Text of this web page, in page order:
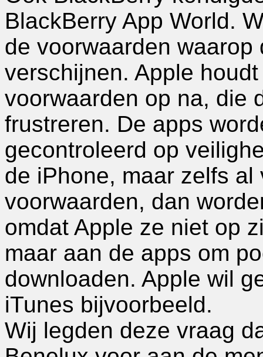
BlackBerry App World.
de voorwaarden
verschijnen. Apple
voorwaarden op na, die
frustreren. De apps
gecontroleerd op
de iPhone, maar zelfs
voorwaarden, dan
omdat Apple ze niet op
maar aan de apps om
downloaden. Apple wil
iTunes bijvoorbeeld.
Wij legden deze vraag